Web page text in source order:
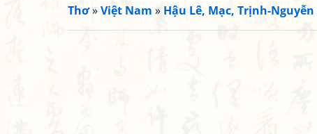
Thơ»Việt Nam » Hậu Lê, Mạc, Trịnh-Nguyễn